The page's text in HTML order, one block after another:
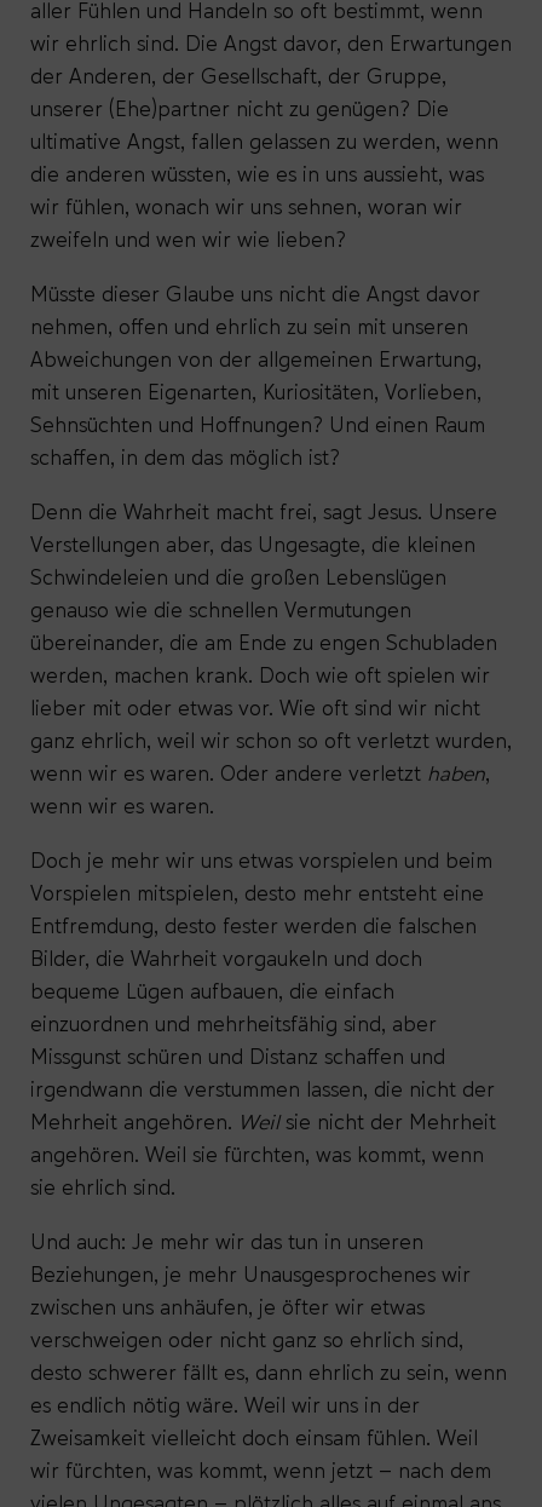
aller Fühlen und Handeln so oft bestimmt, wenn
wir ehrlich sind. Die Angst davor, den Erwartungen
der Anderen, der Gesellschaft, der Gruppe,
unserer (Ehe)partner nicht zu genügen? Die
ultimative Angst, fallen gelassen zu werden, wenn
die anderen wüssten, wie es in uns aussieht, was
wir fühlen, wonach wir uns sehnen, woran wir
zweifeln und wen wir wie lieben?
Müsste dieser Glaube uns nicht die Angst davor
nehmen, offen und ehrlich zu sein mit unseren
Abweichungen von der allgemeinen Erwartung,
mit unseren Eigenarten, Kuriositäten, Vorlieben,
Sehnsüchten und Hoffnungen? Und einen Raum
schaffen, in dem das möglich ist?
Denn die Wahrheit macht frei, sagt Jesus. Unsere
Verstellungen aber, das Ungesagte, die kleinen
Schwindeleien und die großen Lebenslügen
genauso wie die schnellen Vermutungen
übereinander, die am Ende zu engen Schubladen
werden, machen krank. Doch wie oft spielen wir
lieber mit oder etwas vor. Wie oft sind wir nicht
ganz ehrlich, weil wir schon so oft verletzt wurden,
wenn wir es waren. Oder andere verletzt haben,
wenn wir es waren.
Doch je mehr wir uns etwas vorspielen und beim
Vorspielen mitspielen, desto mehr entsteht eine
Entfremdung, desto fester werden die falschen
Bilder, die Wahrheit vorgaukeln und doch
bequeme Lügen aufbauen, die einfach
einzuordnen und mehrheitsfähig sind, aber
Missgunst schüren und Distanz schaffen und
irgendwann die verstummen lassen, die nicht der
Mehrheit angehören. Weilsie nicht der Mehrheit
angehören. Weil sie fürchten, was kommt, wenn
sie ehrlich sind.
Und auch: Je mehr wir das tun in unseren
Beziehungen, je mehr Unausgesprochenes wir
zwischen uns anhäufen, je öfter wir etwas
verschweigen oder nicht ganz so ehrlich sind,
desto schwerer fällt es, dann ehrlich zu sein, wenn
es endlich nötig wäre. Weil wir uns in der
Zweisamkeit vielleicht doch einsam fühlen. Weil
wir fürchten, was kommt, wenn jetzt – nach dem